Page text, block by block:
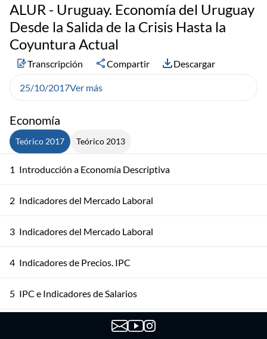
Economía
Teórico 2017 Teórico 2013
1 Introducción a Economía Descriptiva
2 Indicadores del Mercado Laboral
3 Indicadores del Mercado Laboral
4 Indicadores de Precios. IPC
5 IPC e Indicadores de Salarios
ALUR - Uruguay. Economía del Uruguay
Desde la Salida de la Crisis Hasta la
Coyuntura Actual
Transcripción Compartir Descargar
25/10/2017Ver más